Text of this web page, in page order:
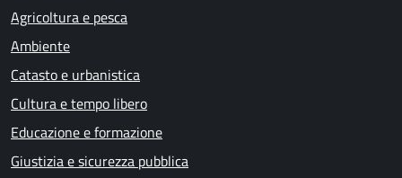
Agricoltura e pesca
Ambiente
Catasto e urbanistica
Cultura e tempo libero
Educazione e formazione
Giustizia e sicurezza pubblica